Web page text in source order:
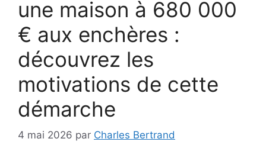
une maison à 680 000
€ aux enchères :
découvrez les
motivations de cette
démarche
4 mai 2026 par Charles Bertrand